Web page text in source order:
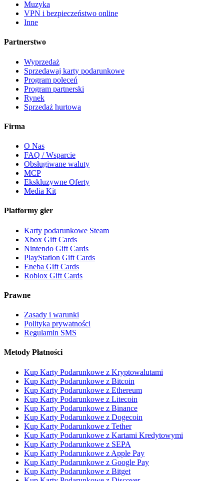
Muzyka
VPN i bezpieczeństwo online
Inne
Partnerstwo
Wyprzedaż
Sprzedawaj karty podarunkowe
Program poleceń
Program partnerski
Rynek
Sprzedaż hurtowa
Firma
O Nas
FAQ / Wsparcie
Obsługiwane waluty
MCP
Ekskluzywne Oferty
Media Kit
Platformy gier
Karty podarunkowe Steam
Xbox Gift Cards
Nintendo Gift Cards
PlayStation Gift Cards
Eneba Gift Cards
Roblox Gift Cards
Prawne
Zasady i warunki
Polityka prywatności
Regulamin SMS
Metody Płatności
Kup Karty Podarunkowe z Kryptowalutami
Kup Karty Podarunkowe z Bitcoin
Kup Karty Podarunkowe z Ethereum
Kup Karty Podarunkowe z Litecoin
Kup Karty Podarunkowe z Binance
Kup Karty Podarunkowe z Dogecoin
Kup Karty Podarunkowe z Tether
Kup Karty Podarunkowe z Kartami Kredytowymi
Kup Karty Podarunkowe z SEPA
Kup Karty Podarunkowe z Apple Pay
Kup Karty Podarunkowe z Google Pay
Kup Karty Podarunkowe z Bitget